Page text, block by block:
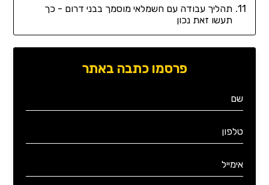
תהליך עבודה עם חשמלאי מוסמך בבני דרום - כך
תעשו זאת נכון
פרסמו כתבה באתר